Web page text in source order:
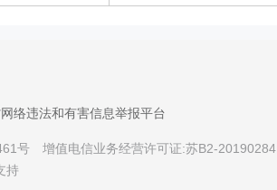
络违法和有害信息举报平台
号
增值电信业务经营许可证:苏B2-20190284
持